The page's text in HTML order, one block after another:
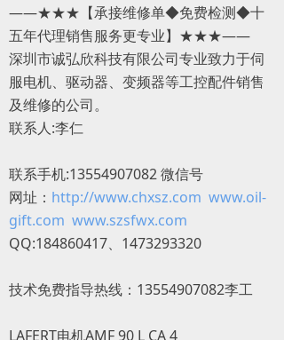
——★★★【承接维修单◆免费检测◆十
五年代理销售服务更专业】★★★——
深圳市诚弘欣科技有限公司专业致力于伺
服电机、驱动器、变频器等工控配件销售
及维修的公司。
联系人:李仁
联系手机:13554907082 微信号
网址： http://www.chxsz.com www.oil-
gift.com www.szsfwx.com
QQ:184860417、1473293320
技术免费指导热线：13554907082李工
LAFERT电机AMF 90 L CA 4